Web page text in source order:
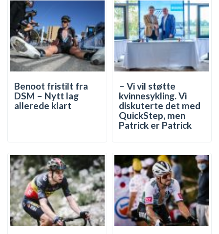
Benoot fristilt fra
DSM – Nytt lag
allerede klart
– Vi vil støtte
kvinnesykling. Vi
diskuterte det med
QuickStep, men
Patrick er Patrick